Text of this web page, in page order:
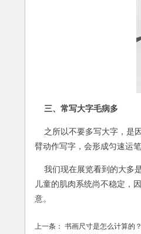
三、常写大字毛病多
之所以不要多写大字，是
臂动作写字，会形成匀速运
我们现在展览看到的大多
儿童的肌肉系统尚不稳定，
意。
上一条： 书画尺寸是怎么计算的